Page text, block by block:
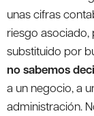
unas cifras
riesgo asociado,
substituido por
no sabemos
a un negocio, a
administración.